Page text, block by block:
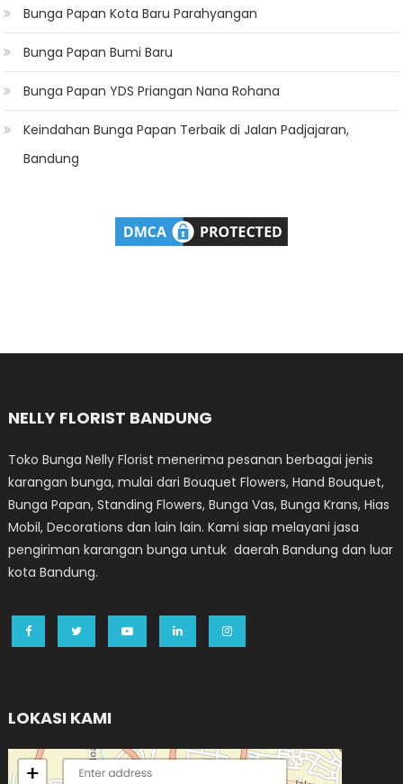
Bunga Papan Kota Baru Parahyangan
Bunga Papan Bumi Baru
Bunga Papan YDS Priangan Nana Rohana
Keindahan Bunga Papan Terbaik di Jalan Padjajaran,
Bandung
NELLY FLORIST BANDUNG
Toko Bunga Nelly Florist menerima pesanan berbagai jenis
karangan bunga, mulai dari Bouquet Flowers, Hand Bouquet,
Bunga Papan, Standing Flowers, Bunga Vas, Bunga Krans, Hias
Mobil, Decorations dan lain lain. Kami siap melayani jasa
pengiriman karangan bunga untuk daerah Bandung dan luar
kota Bandung.
LOKASI KAMI